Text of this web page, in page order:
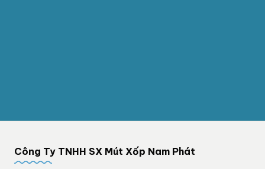
Công Ty TNHH SX Mút Xốp Nam Phát